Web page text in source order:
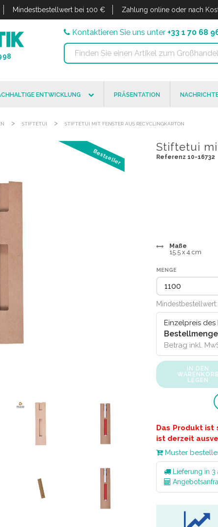
Mindestbestellwert bei 100 € Zahlung online oder nach
Kontaktieren Sie uns unter +33 1 70 68
ENTWICKLUNG PRÄSENTATION
> STIFTETUI > STIFTETUI MIT FENSTER AUS RECYCLINGKARTON
Bestseller
Stiftetui
Referenz 10-16732
Maße
15.5 x 4 cm
MENGE
Mindestbestellwert:
Einzelpreis des
Betrag inkl.
IN DEN
WARENKORB
LEGEN
Das Produkt ist
ist derzeit
Muster
Lieferung in 3